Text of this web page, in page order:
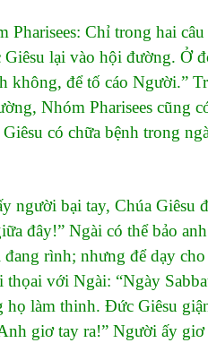
Chỉ trong hai câu
lại vào hội đường. Ở
không, để tố cáo Người.”
Nhóm Pharisees cũng
có chữa bệnh trong
bại tay, Chúa Giêsu
đây!” Ngài có thể bảo
rình; nhưng để dạy
với Ngài: “Ngày
làm thinh. Đức Giêsu
giơ tay ra!” Người ấy